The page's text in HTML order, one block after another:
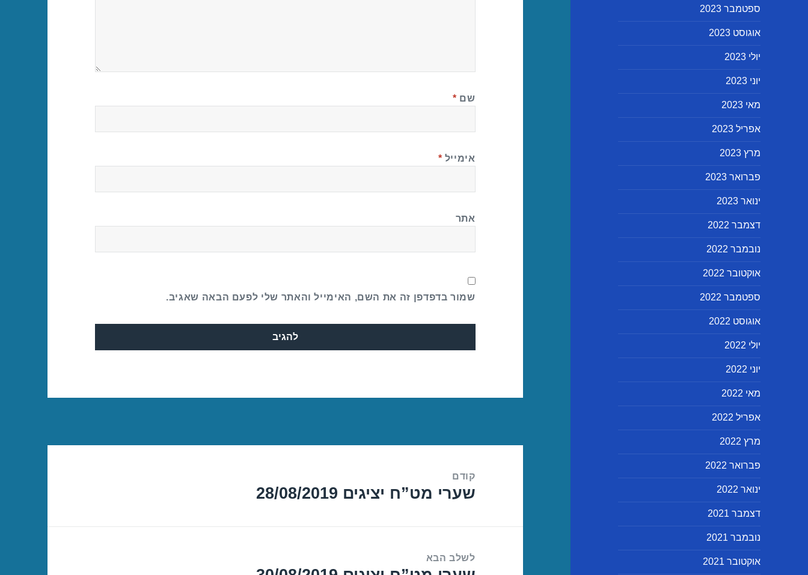
ספטמבר 2023
אוגוסט 2023
יולי 2023
יוני 2023
מאי 2023
אפריל 2023
מרץ 2023
פברואר 2023
ינואר 2023
דצמבר 2022
נובמבר 2022
אוקטובר 2022
ספטמבר 2022
אוגוסט 2022
יולי 2022
יוני 2022
מאי 2022
אפריל 2022
מרץ 2022
פברואר 2022
ינואר 2022
דצמבר 2021
נובמבר 2021
אוקטובר 2021
שם *
אימייל *
אתר
שמור בדפדפן זה את השם, האימייל והאתר שלי לפעם הבאה שאגיב.
קודם
הפוסט
שערי מט”ח יציגים 28/08/2019
לשלב הבא